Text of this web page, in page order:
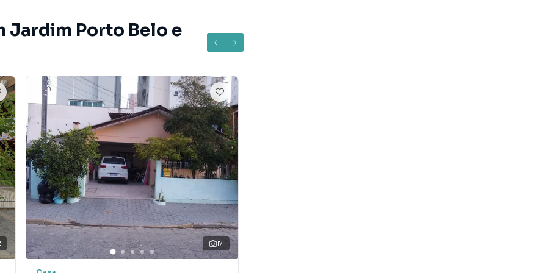
é terrenos !!
corretores
prévio.
Jardim Porto Belo, em Tijucas. Não encontrou o
Sobrado em Tijucas? Entre em contato com nossa
Jardim Porto Belo e
17